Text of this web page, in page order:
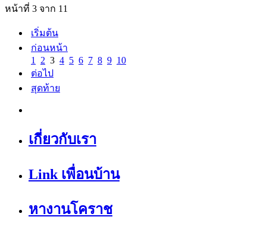
หน้าที่ 3 จาก 11
เริ่มต้น
ก่อนหน้า
1
2 3 4 5 6 7 8 9 10
ต่อไป
สุดท้าย
เกี่ยวกับเรา
Link เพื่อนบ้าน
หางานโคราช